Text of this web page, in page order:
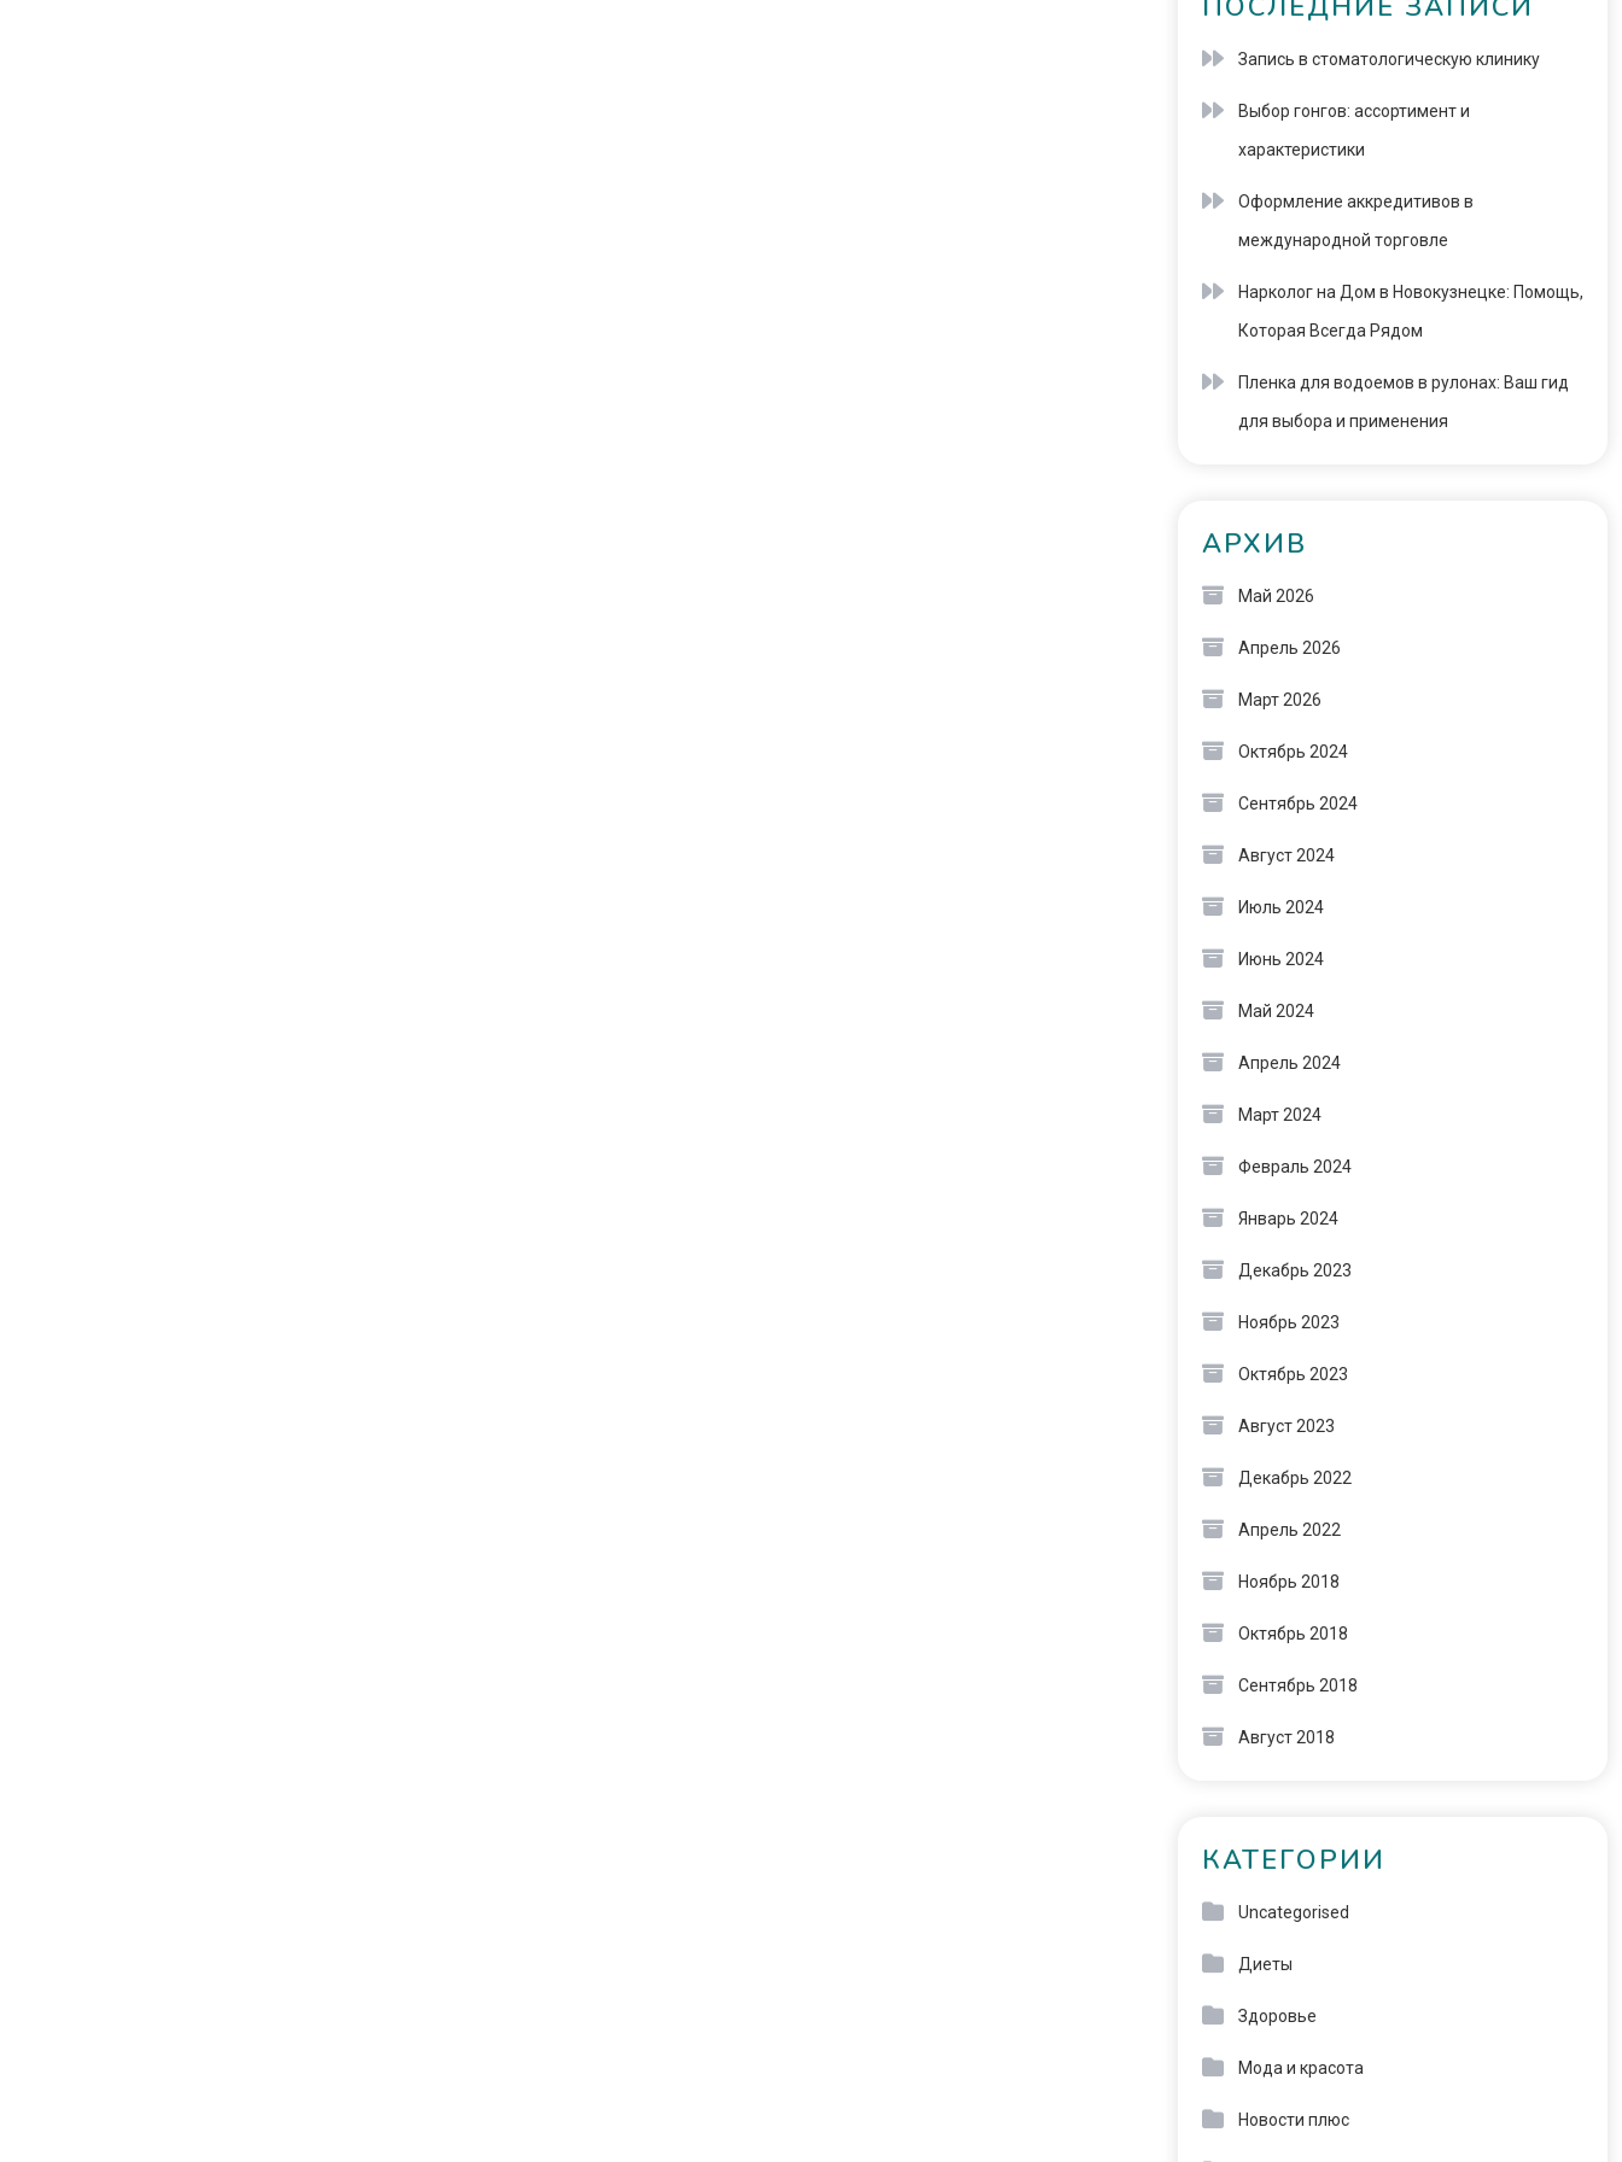
ПОСЛЕДНИЕ ЗАПИСИ
Запись в стоматологическую клинику
Выбор гонгов: ассортимент и
характеристики
Оформление аккредитивов в
международной торговле
Нарколог на Дом в Новокузнецке: Помощь,
Которая Всегда Рядом
Пленка для водоемов в рулонах: Ваш гид
для выбора и применения
АРХИВ
Май 2026
Апрель 2026
Март 2026
Октябрь 2024
Сентябрь 2024
Август 2024
Июль 2024
Июнь 2024
Май 2024
Апрель 2024
Март 2024
Февраль 2024
Январь 2024
Декабрь 2023
Ноябрь 2023
Октябрь 2023
Август 2023
Декабрь 2022
Апрель 2022
Ноябрь 2018
Октябрь 2018
Сентябрь 2018
Август 2018
КАТЕГОРИИ
Uncategorised
Диеты
Здоровье
Мода и красота
Новости плюс